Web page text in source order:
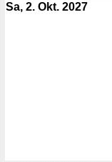
Sa, 2. Okt. 2027